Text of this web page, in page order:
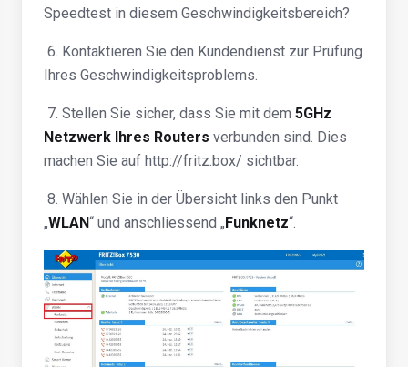
Speedtest in diesem Geschwindigkeitsbereich?
6. Kontaktieren Sie den Kundendienst zur Prüfung
Ihres Geschwindigkeitsproblems.
7. Stellen Sie sicher, dass Sie mit dem 5GHz
Netzwerk Ihres Routers verbunden sind. Dies
machen Sie auf http://fritz.box/ sichtbar.
8. Wählen Sie in der Übersicht links den Punkt
„WLAN“ und anschliessend „Funknetz“.